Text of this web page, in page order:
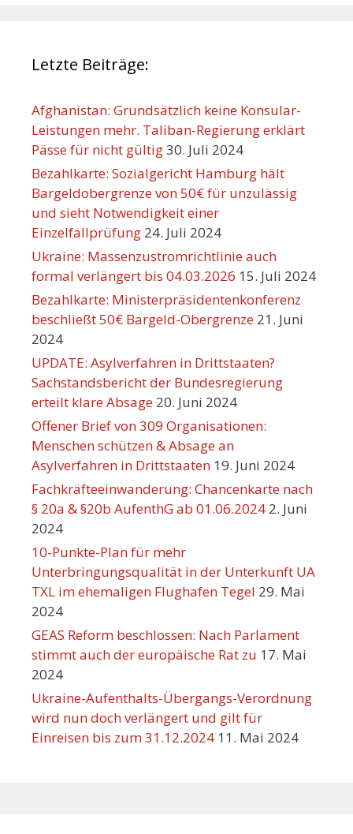
Letzte Beiträge:
Afghanistan: Grundsätzlich keine Konsular-
Leistungen mehr. Taliban-Regierung erklärt
Pässe für nicht gültig30. Juli 2024
Bezahlkarte: Sozialgericht Hamburg hält
Bargeldobergrenze von 50€ für unzulässig
und sieht Notwendigkeit einer
Einzelfallprüfung 24. Juli 2024
Ukraine: Massenzustromrichtlinie auch
formal verlängert bis 04.03.2026 15. Juli 2024
Bezahlkarte: Ministerpräsidentenkonferenz
beschließt 50€ Bargeld-Obergrenze 21. Juni
2024
UPDATE: Asylverfahren in Drittstaaten?
Sachstandsbericht der Bundesregierung
erteilt klare Absage 20. Juni 2024
Offener Brief von 309 Organisationen:
Menschen schützen & Absage an
Asylverfahren in Drittstaaten 19. Juni 2024
Fachkräfteeinwanderung: Chancenkarte nach
§ 20a & §20b AufenthG ab 01.06.2024 2. Juni
2024
10-Punkte-Plan für mehr
Unterbringungsqualität in der Unterkunft UA
TXL im ehemaligen Flughafen Tegel 29. Mai
2024
GEAS Reform beschlossen: Nach Parlament
stimmt auch der europäische Rat zu 17. Mai
2024
Ukraine-Aufenthalts-Übergangs-Verordnung
wird nun doch verlängert und gilt für
Einreisen bis zum 31.12.2024 11. Mai 2024